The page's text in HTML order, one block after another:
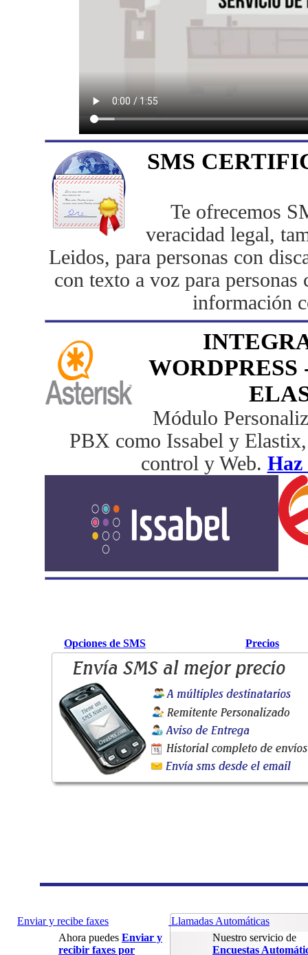
SMS
Te ofrecemos
veracidad legal,
Leidos, para personas con
con texto a voz para personas
información
Módulo
PBX como Issabel y
control y Web. Haz
Opciones de SMS Precios
Enviar y recibe faxes
Ahora puedes Enviar y
recibir faxes por
Llamadas Automáticas
Nuestro servicio de
Encuestas